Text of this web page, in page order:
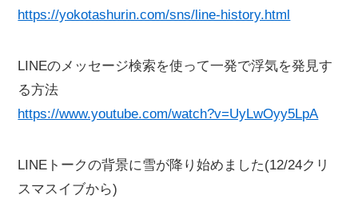
https://yokotashurin.com/sns/line-history.html
LINEのメッセージ検索を使って一発で浮気を発見す
る方法
https://www.youtube.com/watch?v=UyLwOyy5LpA
LINEトークの背景に雪が降り始めました(12/24クリ
スマスイブから)